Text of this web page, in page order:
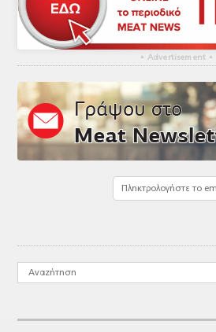
▴ Advertisement ▴